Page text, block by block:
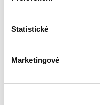
Statistické
Marketingové
Přihlaste se a